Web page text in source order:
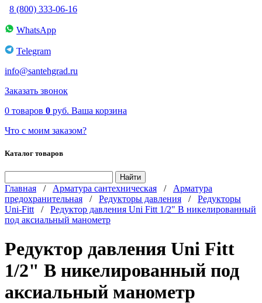
8 (800) 333-06-16
WhatsApp
Telegram
info@santehgrad.ru
Заказать звонок
0 товаров 0 руб. Ваша корзина
Что с моим заказом?
Каталог товаров
Главная / Арматура сантехническая / Арматура
предохранительная / Редукторы давления / Редукторы
Uni-Fitt / Редуктор давления Uni Fitt 1/2" В никелированный
под аксиальный манометр
Редуктор давления Uni Fitt
1/2" В никелированный под
аксиальный манометр